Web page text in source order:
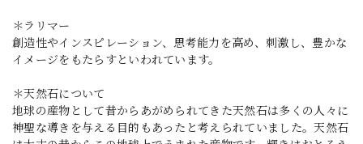
＊ラリマー
創造性やインスピレーション、思考能力を高め、刺激し、豊かな
イメージをもたらすといわれています。
＊天然石について
地球の産物として昔からあがめられてきた天然石は多くの人々に
神聖な導きを与える目的もあったと考えられていました。天然石